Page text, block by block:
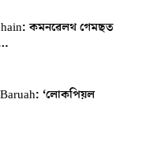
কমনৱেলথ গেমছত
‘লোকপিয়ল